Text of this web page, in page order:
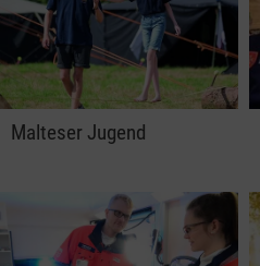
Malteser Jugend